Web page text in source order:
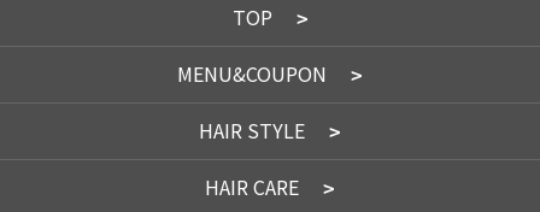
TOP
MENU&COUPON
HAIR STYLE
HAIR CARE